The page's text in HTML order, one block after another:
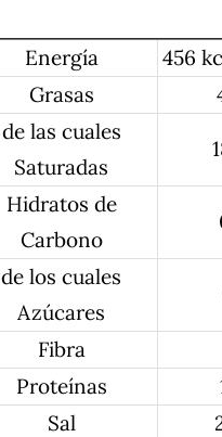
Energía
456
Grasas
de las cuales
Saturadas
Hidratos de
Carbono
de los cuales
Azúcares
Fibra
Proteínas
Sal